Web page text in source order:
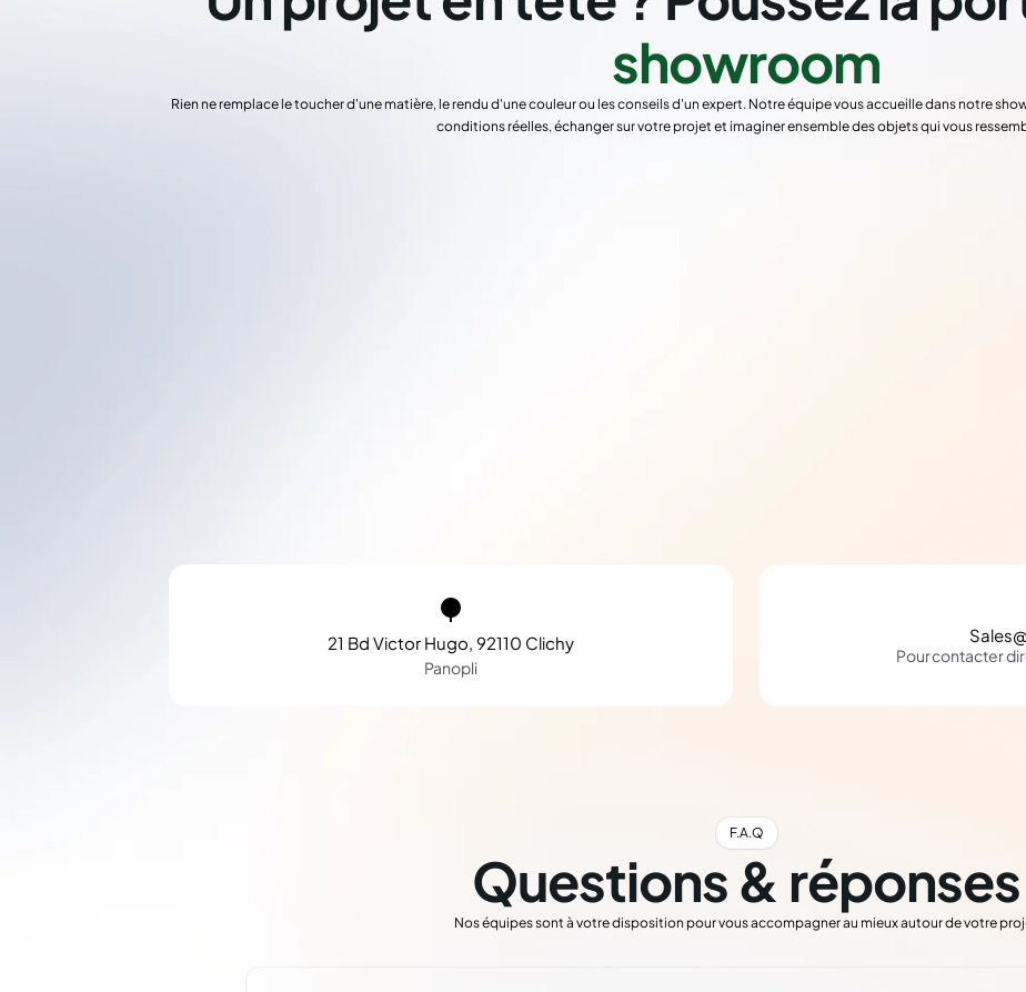
showroom
Rien ne remplace le toucher d'une matière, le rendu d'une couleur ou les conseils d'un expert. Notre équipe vous accueille dans notre
conditions réelles, échanger sur votre projet et imaginer ensemble des objets qui vous
21 Bd Victor Hugo, 92110 Clichy
Panopli
Pour contacter
F.A.Q
Questions & réponses
Nos équipes sont à votre disposition pour vous accompagner au mieux autour de votre